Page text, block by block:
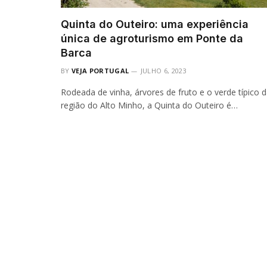
Quinta do Outeiro: uma experiência
única de agroturismo em Ponte da
Barca
BY VEJA PORTUGAL JULHO 6, 2023
Rodeada de vinha, árvores de fruto e o verde típico
região do Alto Minho, a Quinta do Outeiro é…